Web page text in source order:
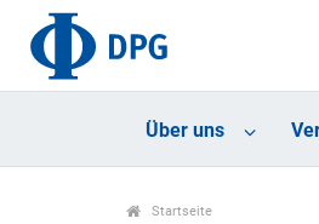
Über uns
Startseite